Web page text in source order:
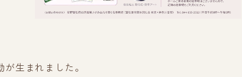
生まれました。